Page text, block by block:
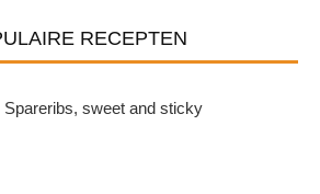
RECEPTEN
Spareribs, sweet and sticky